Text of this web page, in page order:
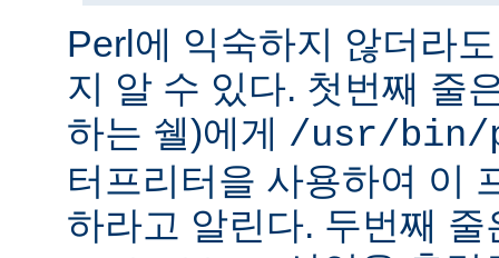
Perl에 익숙하지 않더라
지 알 수 있다. 첫번째 줄
하는 쉘)에게 /usr/bin/
터프리터을 사용하여 이
하라고 알린다. 두번째 줄